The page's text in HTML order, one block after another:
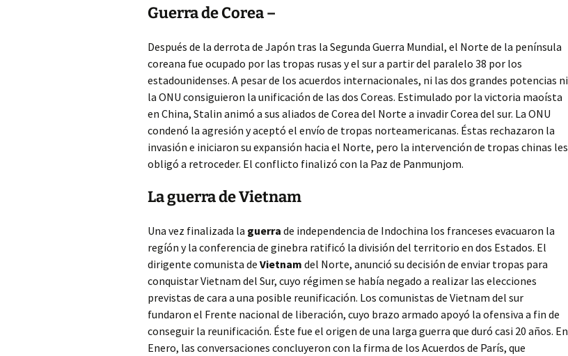
Guerra de Corea –
Después de la derrota de Japón tras la Segunda Guerra Mundial, el Norte de la península
coreana fue ocupado por las tropas rusas y el sur a partir del paralelo 38 por los
estadounidenses. A pesar de los acuerdos internacionales, ni las dos grandes potencias ni
la ONU consiguieron la unificación de las dos Coreas. Estimulado por la victoria maoísta
en China, Stalin animó a sus aliados de Corea del Norte a invadir Corea del sur. La ONU
condenó la agresión y aceptó el envío de tropas norteamericanas. Éstas rechazaron la
invasión e iniciaron su expansión hacia el Norte, pero la intervención de tropas chinas les
obligó a retroceder. El conflicto finalizó con la Paz de Panmunjom.
La guerra de Vietnam
Una vez finalizada la guerra de independencia de Indochina los franceses evacuaron la
regíón y la conferencia de ginebra ratificó la división del territorio en dos Estados. El
dirigente comunista de Vietnam del Norte, anunció su decisión de enviar tropas para
conquistar Vietnam del Sur, cuyo régimen se había negado a realizar las elecciones
previstas de cara a una posible reunificación. Los comunistas de Vietnam del sur
fundaron el Frente nacional de liberación, cuyo brazo armado apoyó la ofensiva a fin de
conseguir la reunificación. Éste fue el origen de una larga guerra que duró casi 20 años. En
Enero, las conversaciones concluyeron con la firma de los Acuerdos de París, que